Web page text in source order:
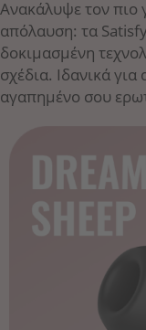
Ανακάλυψε τον πιο
απόλαυση: τα
δοκιμασμένη
σχέδια. Ιδανικά για
αγαπημένο σου